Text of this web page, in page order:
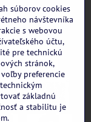
súborov cookies
návštevníka
s webovou
účtu,
pre technickú
stránok,
preferencie
základnú
a stabilitu je